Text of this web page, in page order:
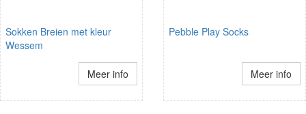
Sokken Breien met kleur
Wessem
Meer info
Pebble Play Socks
Meer info